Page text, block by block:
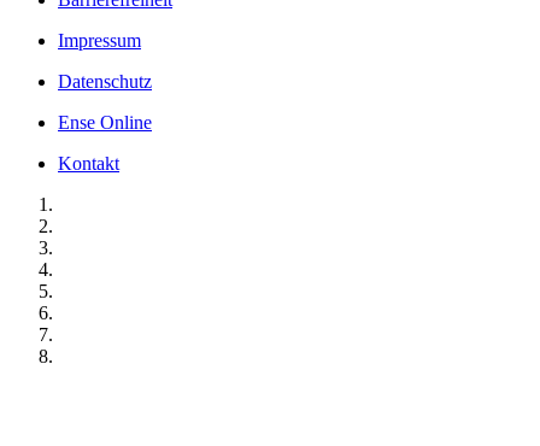
Impressum
Datenschutz
Ense Online
Kontakt